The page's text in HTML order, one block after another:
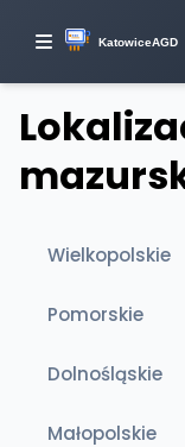
Wielkopolskie
Pomorskie
Dolnośląskie
Małopolskie